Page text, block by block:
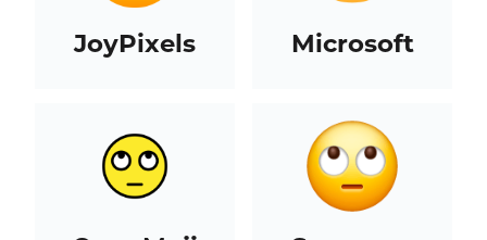
JoyPixels Microsoft